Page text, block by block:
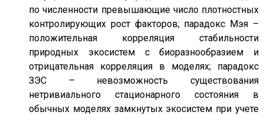
по численности превышающие число плотностных
контролирующих рост факторов; парадокс Мэя –
положительная корреляция стабильности
природных экосистем с биоразнообразием и
отрицательная корреляция в моделях; парадокс
ЗЭС – невозможность существования
нетривиального стационарного состояния в
обычных моделях замкнутых экосистем при учете